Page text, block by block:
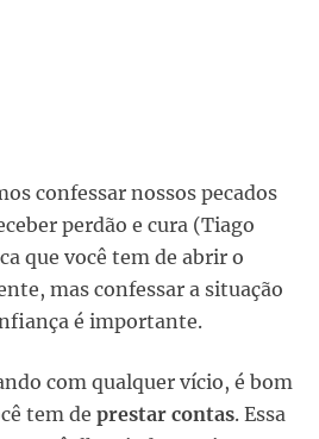
confessar nossos pecados
perdão e cura (Tiago
que você tem de abrir o
mas confessar a situação
é importante.
com qualquer vício, é bom
tem de prestar contas. Essa